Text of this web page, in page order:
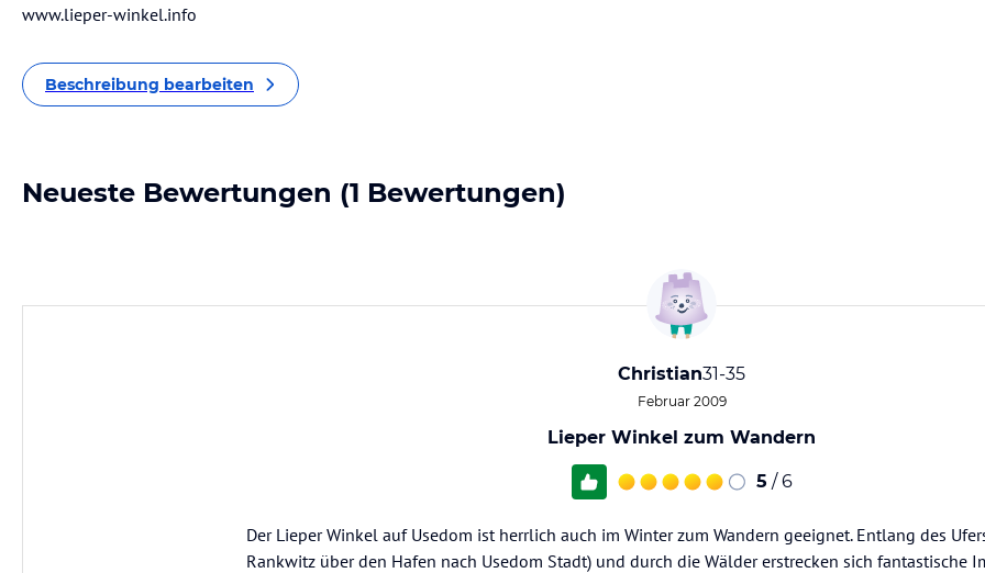
www.lieper-winkel.info
Beschreibung bearbeiten
Neueste Bewertungen (1 Bewertungen)
Christian31-35
Februar 2009
Lieper Winkel zum Wandern
5 / 6
Der Lieper Winkel auf Usedom ist herrlich auch im Winter zum Wandern geeignet. Entlang des
Rankwitz über den Hafen nach Usedom Stadt) und durch die Wälder erstrecken sich fantastische